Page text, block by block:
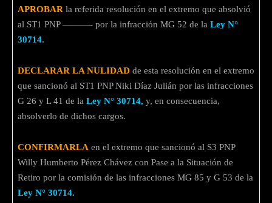
APROBAR la referida resolución en el extremo que absolvió
al ST1 PNP ———- por la infracción MG 52 de la Ley N°
30714.
DECLARAR LA NULIDAD de esta resolución en el extremo
que sancionó al ST1 PNP Niki Díaz Julián por las infracciones
G 26 y L 41 de la Ley N° 30714, y, en consecuencia,
absolverlo de dichos cargos.
CONFIRMARLA en el extremo que sancionó al S3 PNP
Willy Humberto Pérez Chávez con Pase a la Situación de
Retiro por la comisión de las infracciones MG 85 y G 53 de la
Ley N° 30714.